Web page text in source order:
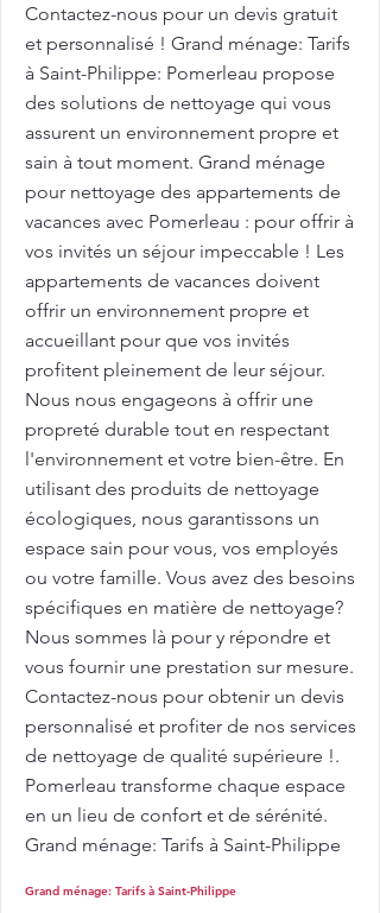
Contactez-nous pour un devis gratuit
et personnalisé ! Grand ménage: Tarifs
à Saint-Philippe: Pomerleau propose
des solutions de nettoyage qui vous
assurent un environnement propre et
sain à tout moment. Grand ménage
pour nettoyage des appartements de
vacances avec Pomerleau : pour offrir à
vos invités un séjour impeccable ! Les
appartements de vacances doivent
offrir un environnement propre et
accueillant pour que vos invités
profitent pleinement de leur séjour.
Nous nous engageons à offrir une
propreté durable tout en respectant
l'environnement et votre bien-être. En
utilisant des produits de nettoyage
écologiques, nous garantissons un
espace sain pour vous, vos employés
ou votre famille. Vous avez des besoins
spécifiques en matière de nettoyage?
Nous sommes là pour y répondre et
vous fournir une prestation sur mesure.
Contactez-nous pour obtenir un devis
personnalisé et profiter de nos services
de nettoyage de qualité supérieure !.
Pomerleau transforme chaque espace
en un lieu de confort et de sérénité.
Grand ménage: Tarifs à Saint-Philippe
Grand ménage: Tarifs à Saint-Philippe